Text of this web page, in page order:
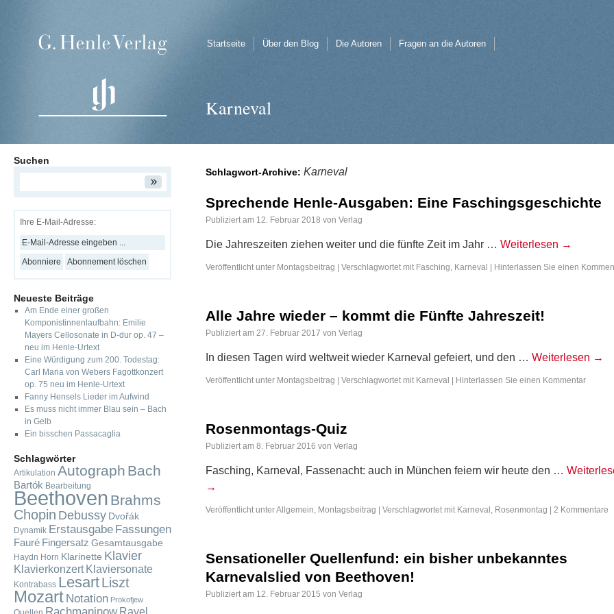
Startseite Über den Blog Die Autoren Fragen an die Autoren
Karneval
Schlagwort-Archive: Karneval
Sprechende Henle-Ausgaben: Eine Faschingsgeschichte
Publiziert am 12. Februar 2018 von Verlag
Die Jahreszeiten ziehen weiter und die fünfte Zeit im Jahr … Weiterlesen →
Veröffentlicht unter Montagsbeitrag Verschlagwortet mit Fasching, Karneval Hinterlassen Sie einen
Alle Jahre wieder – kommt die Fünfte Jahreszeit!
Publiziert am 27. Februar 2017 von Verlag
In diesen Tagen wird weltweit wieder Karneval gefeiert, und den … Weiterlesen →
Veröffentlicht unter Montagsbeitrag Verschlagwortet mit Karneval Hinterlassen Sie einen Kommentar
Rosenmontags-Quiz
Publiziert am 8. Februar 2016 von Verlag
Fasching, Karneval, Fassenacht: auch in München feiern wir heute den …
→
Veröffentlicht unterAllgemein, Montagsbeitrag Verschlagwortet mit Karneval , Rosenmontag 2 Kommentare
Sensationeller Quellenfund: ein bisher unbekanntes
Karnevalslied von Beethoven!
Publiziert am 12. Februar 2015 von Verlag
Suchen
Ihre E-Mail-Adresse:
Neueste Beiträge
Am Ende einer großen
Komponistinnenlaufbahn: Emilie
Mayers Cellosonate in D-dur op. 47 –
neu im Henle-Urtext
Eine Würdigung zum 200. Todestag:
Carl Maria von Webers Fagottkonzert
op. 75 neu im Henle-Urtext
Fanny Hensels Lieder im Aufwind
Es muss nicht immer Blau sein – Bach
in Gelb
Ein bisschen Passacaglia
Schlagwörter
Artikulation Autograph Bach
Bartók Bearbeitung
Beethoven Brahms
Chopin Debussy Dvořák
Dynamik Erstausgabe Fassungen
Fauré Fingersatz Gesamtausgabe
Haydn Horn Klarinette Klavier
Klavierkonzert Klaviersonate
Kontrabass LesartLiszt
Mozart Notation Prokofjew
Ravel